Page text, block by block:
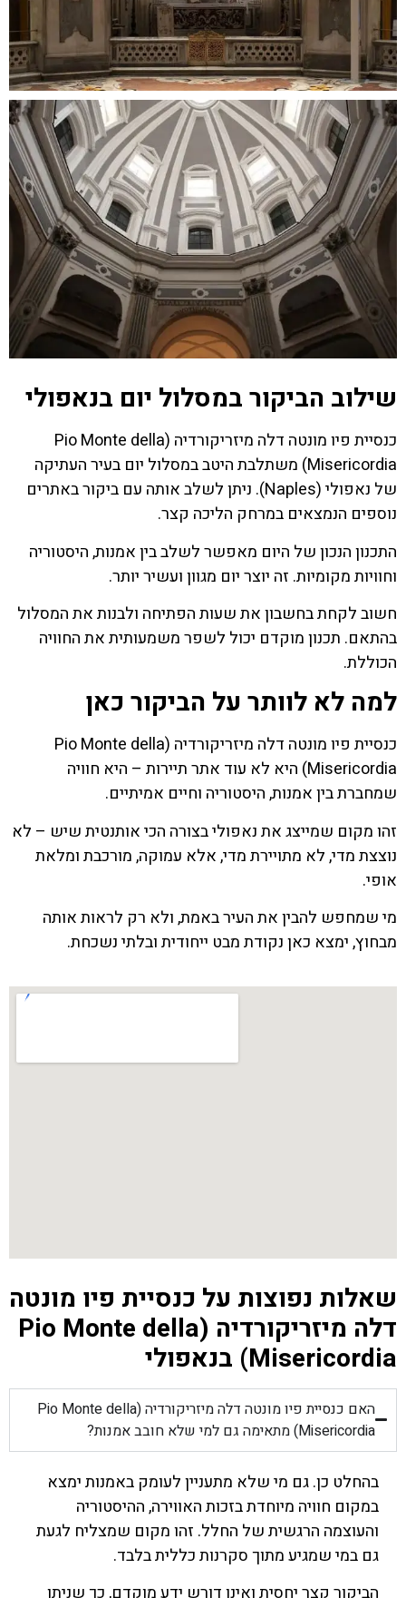
שילוב הביקור במסלול יום בנאפולי
כנסיית פיו מונטה דלה מיזריקורדיה (Pio Monte della
Misericordia) משתלבת היטב במסלול יום בעיר העתיקה
של נאפולי (Naples). ניתן לשלב אותה עם ביקור באתרים
נוספים הנמצאים במרחק הליכה קצר.
התכנון הנכון של היום מאפשר לשלב בין אמנות, היסטוריה
וחוויות מקומיות. זה יוצר יום מגוון ועשיר יותר.
חשוב לקחת בחשבון את שעות הפתיחה ולבנות את המסלול
בהתאם. תכנון מוקדם יכול לשפר משמעותית את החוויה
הכוללת.
למה לא לוותר על הביקור כאן
כנסיית פיו מונטה דלה מיזריקורדיה (Pio Monte della
Misericordia) היא לא עוד אתר תיירות – היא חוויה
שמחברת בין אמנות, היסטוריה וחיים אמיתיים.
זהו מקום שמייצג את נאפולי בצורה הכי אותנטית שיש – לא
נוצצת מדי, לא מתויירת מדי, אלא עמוקה, מורכבת ומלאת
אופי.
מי שמחפש להבין את העיר באמת, ולא רק לראות אותה
מבחוץ, ימצא כאן נקודת מבט ייחודית ובלתי נשכחת.
שאלות נפוצות על כנסיית פיו מונטה
דלה מיזריקורדיה (Pio Monte della
Misericordia) בנאפולי
האם כנסיית פיו מונטה דלה מיזריקורדיה (Pio Monte della
Misericordia) מתאימה גם למי שלא חובב אמנות?
בהחלט כן. גם מי שלא מתעניין לעומק באמנות ימצא
במקום חוויה מיוחדת בזכות האווירה, ההיסטוריה
והעוצמה הרגשית של החלל. זהו מקום שמצליח לגעת
גם במי שמגיע מתוך סקרנות כללית בלבד.
הביקור קצר יחסית ואינו דורש ידע מוקדם, כך שניתן